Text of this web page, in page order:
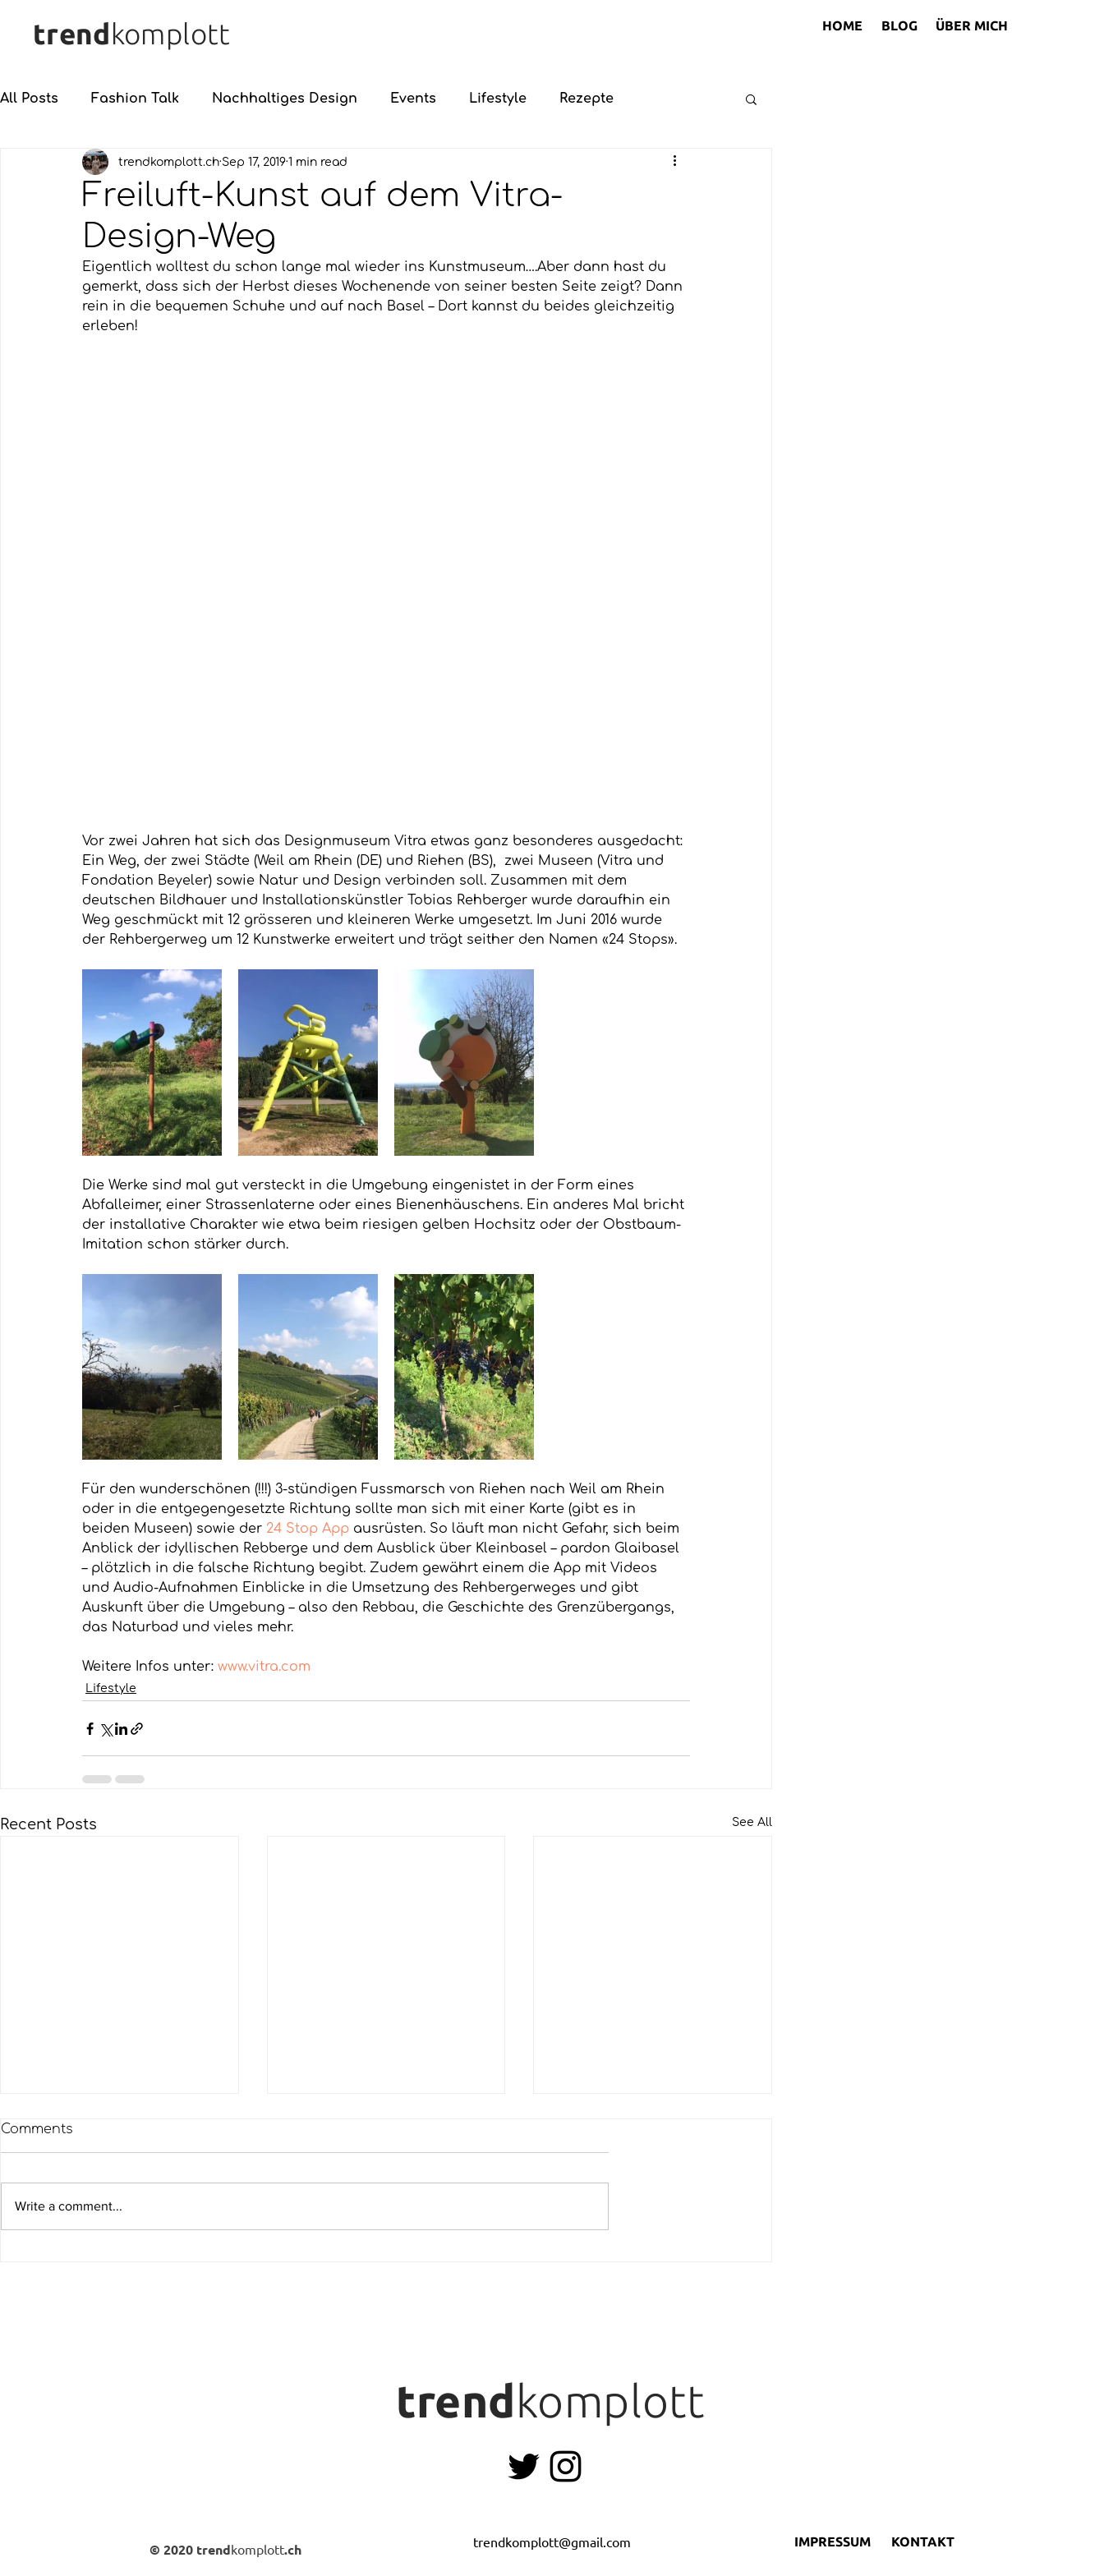
trend komplott BLOG ÜBER MICH
HOME
All Posts Fashion Talk Nachhaltiges Design Events Lifestyle Rezepte
Freiluft-Kunst auf dem Vitra-
Design-Weg
trendkomplott.ch Sep 17, 2019 1 min read
Eigentlich wolltest du schon lange mal wieder ins Kunstmuseum….Aber dann hast du
gemerkt, dass sich der Herbst dieses Wochenende von seiner besten Seite zeigt? Dann
rein in die bequemen Schuhe und auf nach Basel – Dort kannst du beides gleichzeitig
erleben!
Vor zwei Jahren hat sich das Designmuseum Vitra etwas ganz besonderes ausgedacht:
Ein Weg, der zwei Städte (Weil am Rhein (DE) und Riehen (BS),  zwei Museen (Vitra und
Fondation Beyeler) sowie Natur und Design verbinden soll. Zusammen mit dem
deutschen Bildhauer und Installationskünstler Tobias Rehberger wurde daraufhin ein
Weg geschmückt mit 12 grösseren und kleineren Werke umgesetzt. Im Juni 2016 wurde
der Rehbergerweg um 12 Kunstwerke erweitert und trägt seither den Namen «24 Stops».
Die Werke sind mal gut versteckt in die Umgebung eingenistet in der Form eines
Abfalleimer, einer Strassenlaterne oder eines Bienenhäuschens. Ein anderes Mal bricht
der installative Charakter wie etwa beim riesigen gelben Hochsitz oder der Obstbaum-
Imitation schon stärker durch.
Für den wunderschönen (!!!) 3-stündigen Fussmarsch von Riehen nach Weil am Rhein
oder in die entgegengesetzte Richtung sollte man sich mit einer Karte (gibt es in
beiden Museen) sowie der 24 Stop App ausrüsten. So läuft man nicht Gefahr, sich beim
Anblick der idyllischen Rebberge und dem Ausblick über Kleinbasel – pardon Glaibasel
– plötzlich in die falsche Richtung begibt. Zudem gewährt einem die App mit Videos
und Audio-Aufnahmen Einblicke in die Umsetzung des Rehbergerweges und gibt
Auskunft über die Umgebung – also den Rebbau, die Geschichte des Grenzübergangs,
das Naturbad und vieles mehr.
Weitere Infos unter: www.vitra.com
Lifestyle
Recent Posts See All
Comments
Write a comment...
trendkomplott
© 2020 trendkomplott.ch trendkomplott@gmail.com KONTAKT
IMPRESSUM